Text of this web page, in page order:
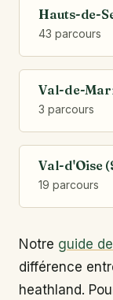
Hauts-de-
43 parcours
Val-de-
3 parcours
Val-d'Oise
19 parcours
Notre guide
différence
heathland.